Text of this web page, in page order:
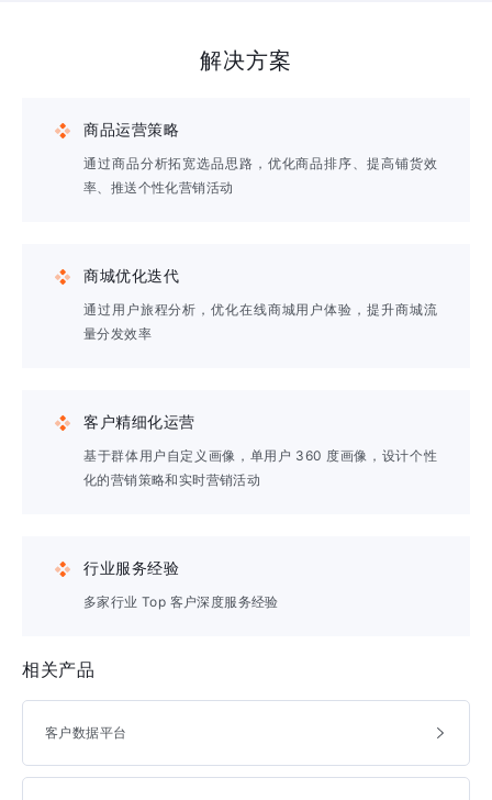
解决方案
商品运营策略
通过商品分析拓宽选品思路，优化商品排序、提高铺货效
率、推送个性化营销活动
商城优化迭代
通过用户旅程分析，优化在线商城用户体验，提升商城流
量分发效率
客户精细化运营
基于群体用户自定义画像，单用户 360 度画像，设计个性
化的营销策略和实时营销活动
行业服务经验
多家行业 Top 客户深度服务经验
相关产品
客户数据平台